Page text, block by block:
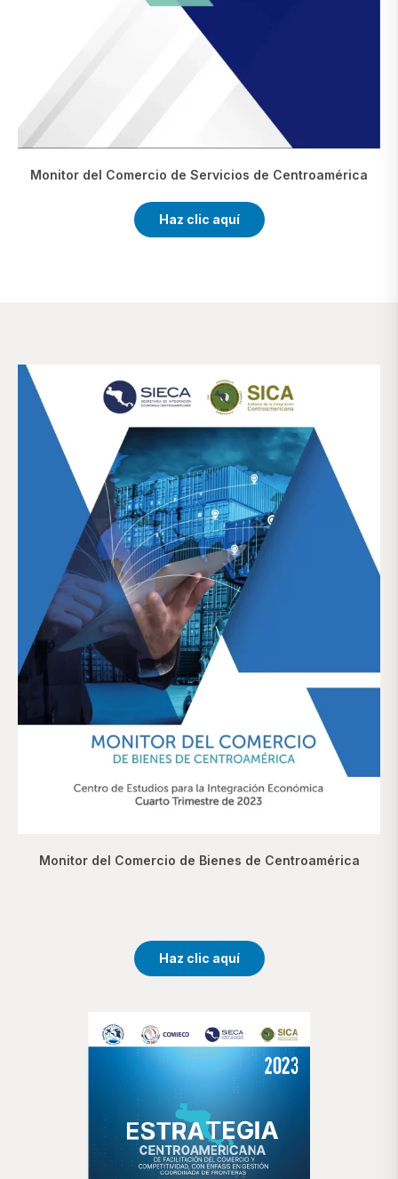
Monitor del Comercio de Servicios de Centroamérica
Haz clic aquí
Monitor del Comercio de Bienes de Centroamérica
Haz clic aquí